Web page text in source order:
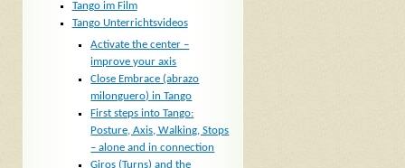
Tango im Film
Tango Unterrichtsvideos
Activate the center –
improve your axis
Close Embrace (abrazo
milonguero) in Tango
First steps into Tango:
Posture, Axis, Walking, Stops
– alone and in connection
Giros (Turns) and the